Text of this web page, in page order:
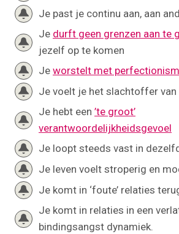
Je past je continu aan, aan
Je durft geen grenzen aan te
jezelf op te komen
Je worstelt met
Je voelt je het slachtoffer
Je hebt een ’te groot’
verantwoordelijkheidsgevoel
Je loopt steeds vast in
Je leven voelt stroperig en
Je komt in ‘foute’ relaties
Je komt in relaties in een
bindingsangst dynamiek.